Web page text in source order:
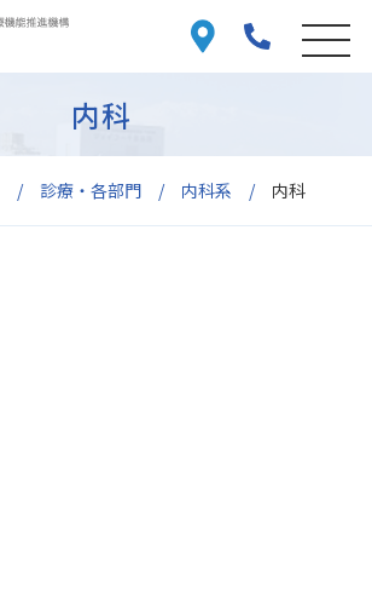
診療・各部門 内科系 内科
内科